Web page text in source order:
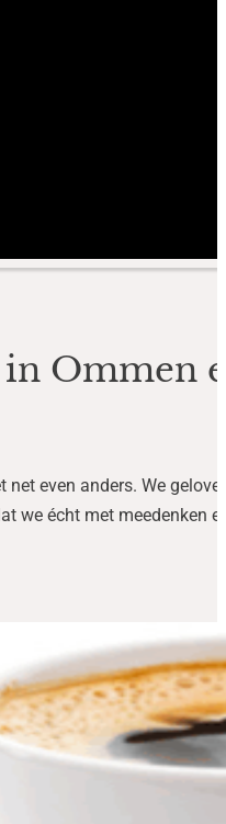
in Ommen
net even anders. We
we écht met meedenken